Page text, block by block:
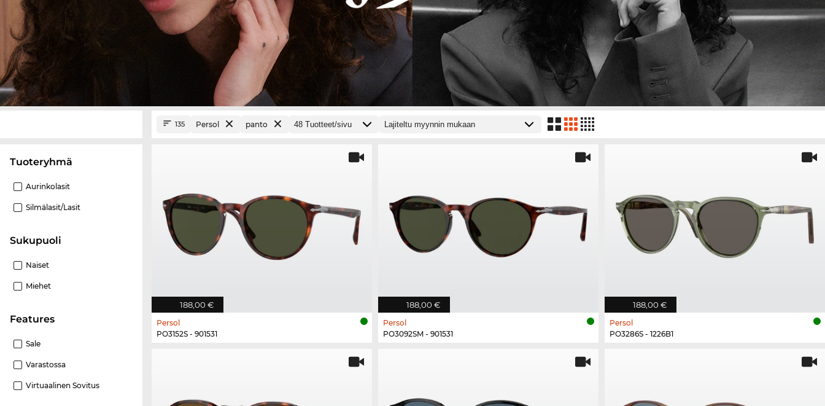
Tuoteryhmä
Aurinkolasit
Silmälasit/lasit
Sukupuoli
Naiset
Miehet
Features
Sale
Varastossa
Virtuaalinen Sovitus
135 Persol panto
188,00 €
Persol
PO3152S - 901531
188,00 €
Persol
PO3092SM - 901531
188,00 €
Persol
PO3286S - 1226B1